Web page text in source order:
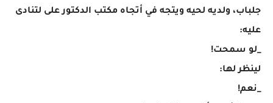
جلباب، ولديه لحيه ويتجه في أتجاه مكتب الدكتور على لتنادى
عليه:
_لو سمحت!
لينظر لها:
_نعم!